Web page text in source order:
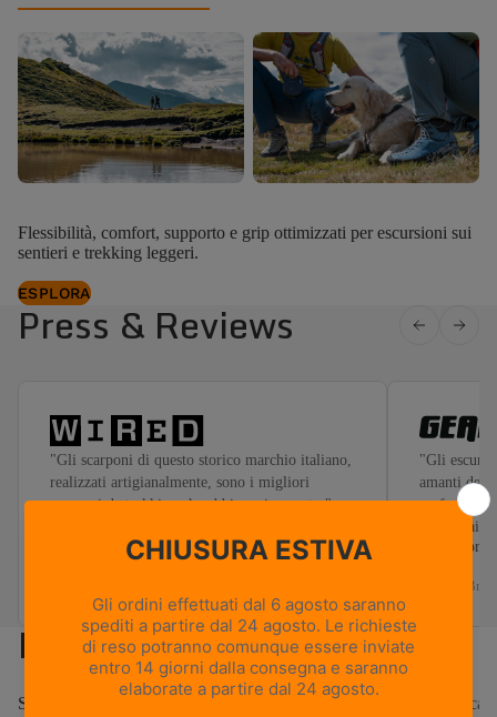
Flessibilità, comfort, supporto e grip ottimizzati per escursioni sui
sentieri e trekking leggeri.
ESPLORA
Press & Reviews
"Gli scarponi di questo storico marchio italiano,
realizzati artigianalmente, sono i migliori
scarponi da trekking che abbia mai provato."
"Gli
amanti dei
o alle trail
Read more
— Will
Novità e Best Seller
Scarpe e scarponi outdoor Scarponi e scarpe lifestyle Scarponi da